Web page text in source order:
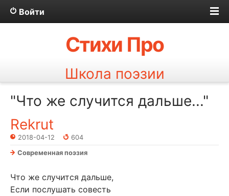
Войти
Стихи Про
Школа поэзии
"Что же случится дальше..."
Rekrut
2018-04-12
604
Современная поэзия
Что же случится дальше,
Если послушать совесть